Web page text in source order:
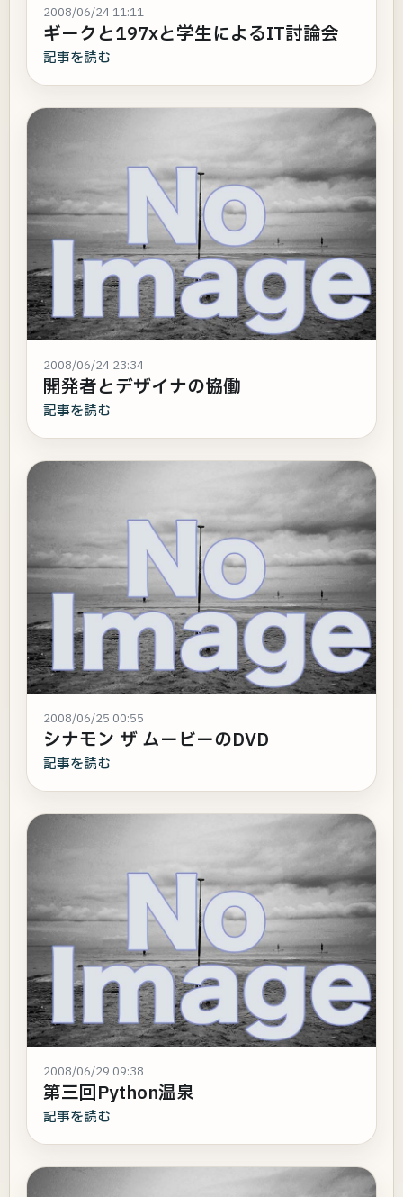
2008/06/24 11:11
ギークと197xと学生によるIT討論会
記事を読む
2008/06/24 23:34
開発者とデザイナの協働
記事を読む
2008/06/25 00:55
シナモン ザ ムービーのDVD
記事を読む
2008/06/29 09:38
第三回Python温泉
記事を読む